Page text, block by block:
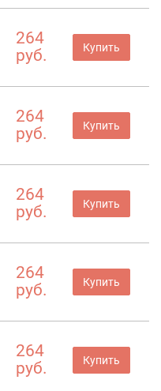
264
руб.
Купить
264
руб.
Купить
264
руб.
Купить
264
руб.
Купить
264
руб.
Купить